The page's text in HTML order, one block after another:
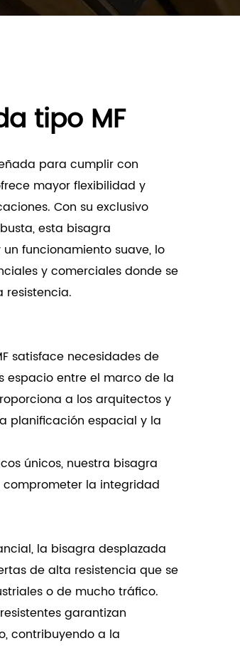
tipo MF
para cumplir con
mayor flexibilidad y
Con su exclusivo
esta bisagra
funcionamiento suave, lo
y comerciales donde se
resistencia.
satisface necesidades de
espacio entre el marco de la
a los arquitectos y
planificación espacial y la
únicos, nuestra bisagra
la integridad
la bisagra desplazada
de alta resistencia que se
o de mucho tráfico.
garantizan
contribuyendo a la